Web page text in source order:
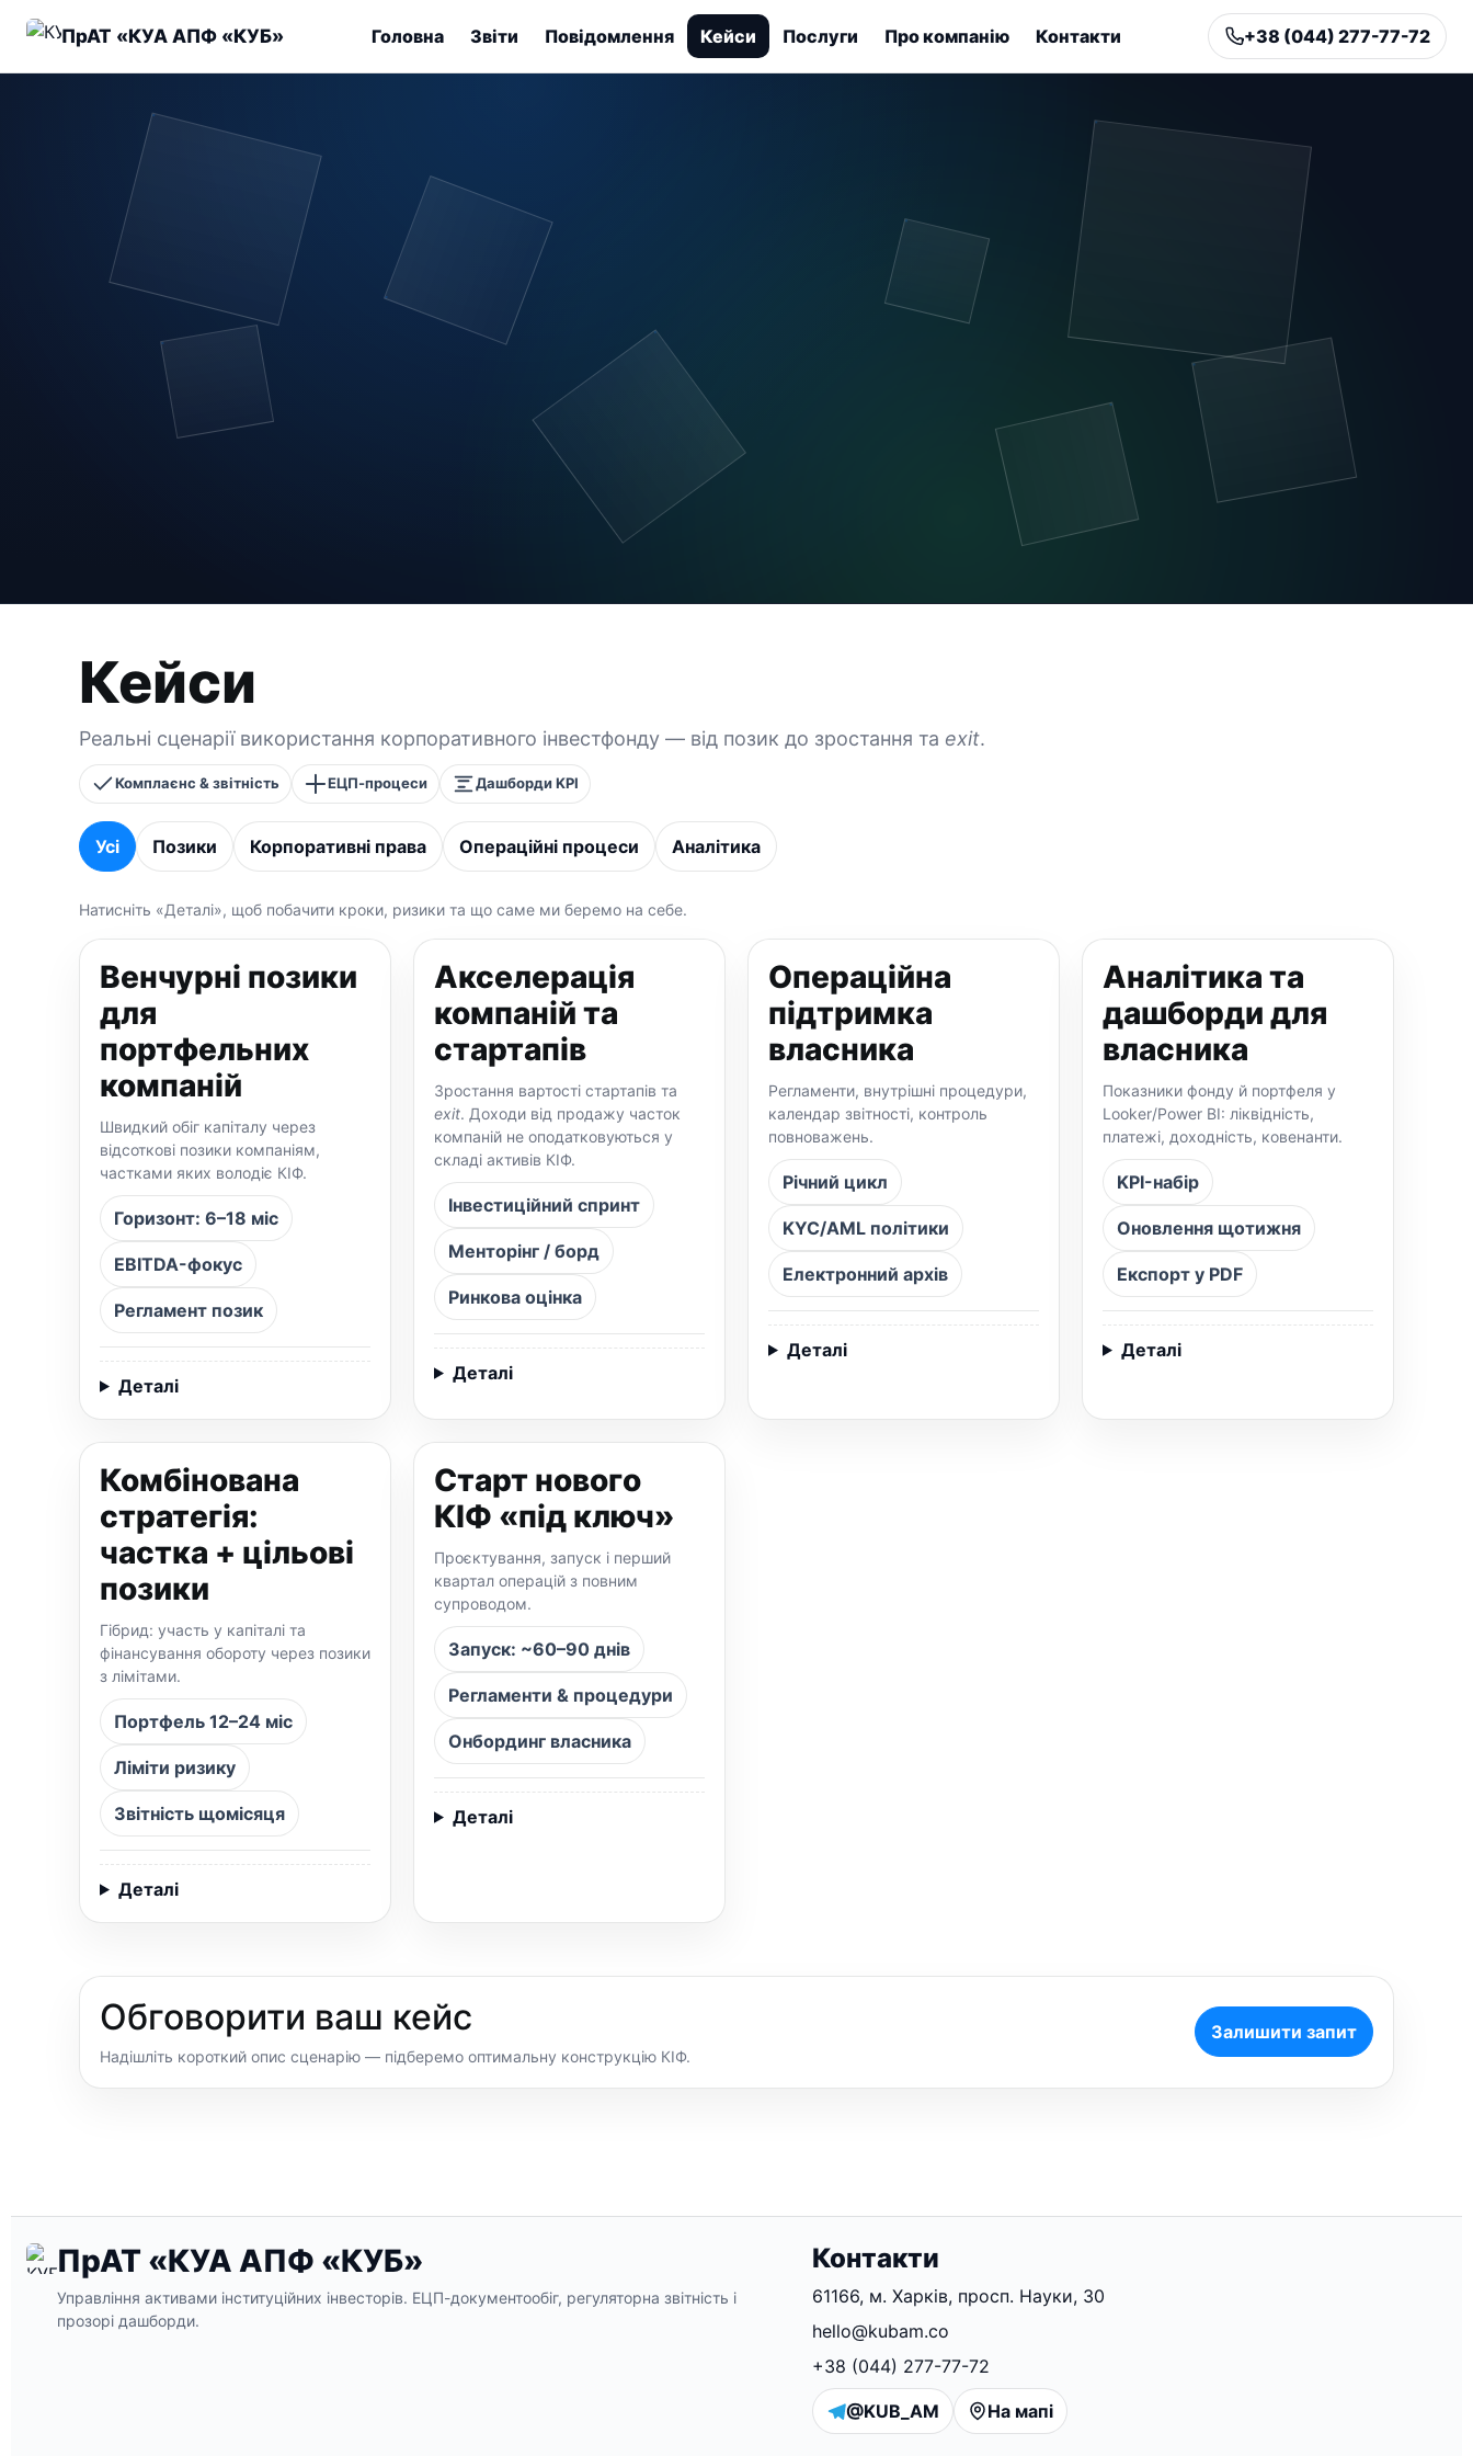
ПрАТ «КУА АПФ «КУБ» Головна Звіти Повідомлення Кейси Послуги Про компанію Контакти +38 (044) 277-77-72
Кейси
Реальні сценарії використання корпоративного інвестфонду — від позик до зростання та exit.
Комплаєнс & звітність ЕЦП-процеси Дашборди KPI
Усі Позики Корпоративні права Операційні процеси Аналітика
Натисніть «Деталі», щоб побачити кроки, ризики та що саме ми беремо на себе.
Венчурні позики
для
портфельних
компаній
Швидкий обіг капіталу через
відсоткові позики компаніям,
частками яких володіє КІФ.
Горизонт: 6–18 міс
EBITDA-фокус
Регламент позик
Деталі
Акселерація
компаній та
стартапів
Зростання вартості стартапів та
exit. Доходи від продажу часток
компаній не оподатковуються у
складі активів КІФ.
Інвестиційний спринт
Менторінг / борд
Ринкова оцінка
Деталі
Операційна
підтримка
власника
Регламенти, внутрішні процедури,
календар звітності, контроль
повноважень.
Річний цикл
KYC/AML політики
Електронний архів
Деталі
Аналітика та
дашборди для
власника
Показники фонду й портфеля у
Looker/Power BI: ліквідність,
платежі, доходність, ковенанти.
KPI-набір
Оновлення щотижня
Експорт у PDF
Деталі
Комбінована
стратегія:
частка + цільові
позики
Гібрид: участь у капіталі та
фінансування обороту через позики
з лімітами.
Портфель 12–24 міс
Ліміти ризику
Звітність щомісяця
Деталі
Старт нового
КІФ «під ключ»
Проєктування, запуск і перший
квартал операцій з повним
супроводом.
Запуск: ~60–90 днів
Регламенти & процедури
Онбординг власника
Деталі
Обговорити ваш кейс
Надішліть короткий опис сценарію — підберемо оптимальну конструкцію КІФ.
Залишити запит
ПрАТ «КУА АПФ «КУБ»
Управління активами інституційних інвесторів. ЕЦП-документообіг, регуляторна звітність і
прозорі дашборди.
Контакти
61166, м. Харків, просп. Науки, 30
hello@kubam.co
+38 (044) 277-77-72
@KUB_AM На мапі